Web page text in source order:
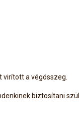
virított a végösszeg.
biztosítani